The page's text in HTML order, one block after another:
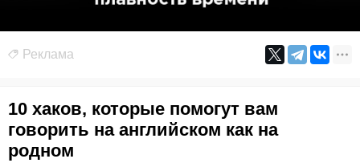
Реклама
10 хаков, которые помогут вам
говорить на английском как на
родном